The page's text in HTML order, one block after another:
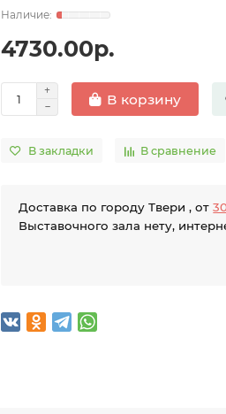
4730.00р.
В корзину
В закладки В сравнение
Доставка по городу Твери , от
Выставочного зала нету,